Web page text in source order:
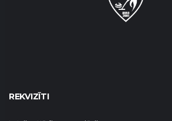
REKVIZĪTI